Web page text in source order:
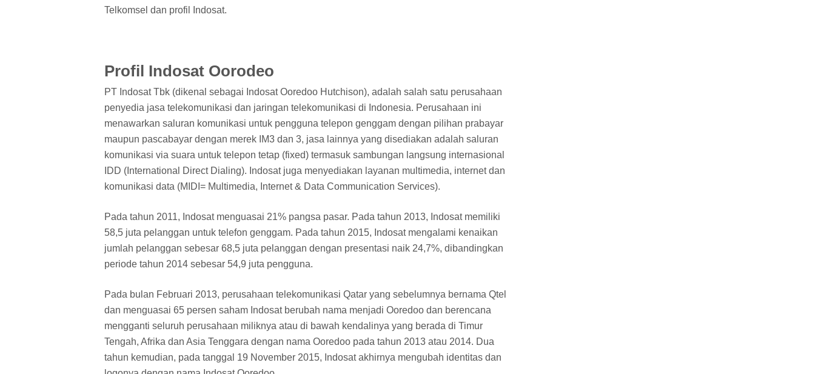
Telkomsel dan profil Indosat.
Profil Indosat Oorodeo
PT Indosat Tbk (dikenal sebagai Indosat Ooredoo Hutchison), adalah salah satu perusahaan
penyedia jasa telekomunikasi dan jaringan telekomunikasi di Indonesia. Perusahaan ini
menawarkan saluran komunikasi untuk pengguna telepon genggam dengan pilihan prabayar
maupun pascabayar dengan merek IM3 dan 3, jasa lainnya yang disediakan adalah saluran
komunikasi via suara untuk telepon tetap (fixed) termasuk sambungan langsung internasional
IDD (International Direct Dialing). Indosat juga menyediakan layanan multimedia, internet dan
komunikasi data (MIDI= Multimedia, Internet & Data Communication Services).
Pada tahun 2011, Indosat menguasai 21% pangsa pasar. Pada tahun 2013, Indosat memiliki
58,5 juta pelanggan untuk telefon genggam. Pada tahun 2015, Indosat mengalami kenaikan
jumlah pelanggan sebesar 68,5 juta pelanggan dengan presentasi naik 24,7%, dibandingkan
periode tahun 2014 sebesar 54,9 juta pengguna.
Pada bulan Februari 2013, perusahaan telekomunikasi Qatar yang sebelumnya bernama Qtel
dan menguasai 65 persen saham Indosat berubah nama menjadi Ooredoo dan berencana
mengganti seluruh perusahaan miliknya atau di bawah kendalinya yang berada di Timur
Tengah, Afrika dan Asia Tenggara dengan nama Ooredoo pada tahun 2013 atau 2014. Dua
tahun kemudian, pada tanggal 19 November 2015, Indosat akhirnya mengubah identitas dan